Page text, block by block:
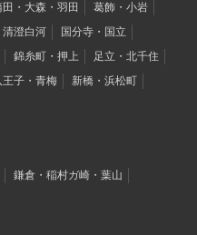
田・大森・羽田
葛飾・小岩
清澄白河
国分寺・国立
錦糸町・押上
足立・北千住
王子・青梅
新橋・浜松町
鎌倉・稲村ガ崎・葉山